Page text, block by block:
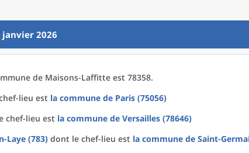
janvier 2026
de Maisons-Laffitte est 78358.
lieu est la commune de Paris (75056)
chef-lieu est la commune de Versailles (78646)
Laye (783) dont le chef-lieu est la commune de Saint-